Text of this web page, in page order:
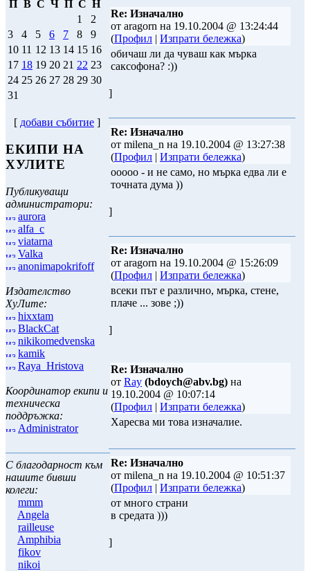
П В С Ч П С Н
1
2
3
4 5 6 7 8
9
10 11 12 13 14 15 16
17 18 19 20 21 22 23
24 25 26 27 28 29 30
31
[ добави събитие ]
ЕКИПИ НА
ХУЛИТЕ
Публикуващи
администратори:
aurora
alfa_c
viatarna
Valka
anonimapokrifoff
Издателство
ХуЛите:
hixxtam
BlackCat
nikikomedvenska
kamik
Raya_Hristova
Координатор екипи и
техническа
поддръжка:
Administrator
С благодарност към
нашите бивши
колеги:
mmm
Angela
railleuse
Amphibia
fikov
nikoi
Re: Изначално
от aragorn на 19.10.2004 @ 13:24:44
(Профил | Изпрати бележка)
обичаш ли да чуваш как мърка
саксофона? :))
]
Re: Изначално
от milena_n на 19.10.2004 @ 13:27:38
(Профил | Изпрати бележка)
ооооо - и не само, но мърка едва ли е
точната дума ))
]
Re: Изначално
от aragorn на 19.10.2004 @ 15:26:09
(Профил | Изпрати бележка)
всеки път е различно, мърка, стене,
плаче ... зове ;))
]
Re: Изначално
от Ray (bdoych@abv.bg) на
19.10.2004 @ 10:07:14
(Профил | Изпрати бележка)
Харесва ми това изначалие.
Re: Изначално
от milena_n на 19.10.2004 @ 10:51:37
(Профил | Изпрати бележка)
от много страни
в средата )))
]